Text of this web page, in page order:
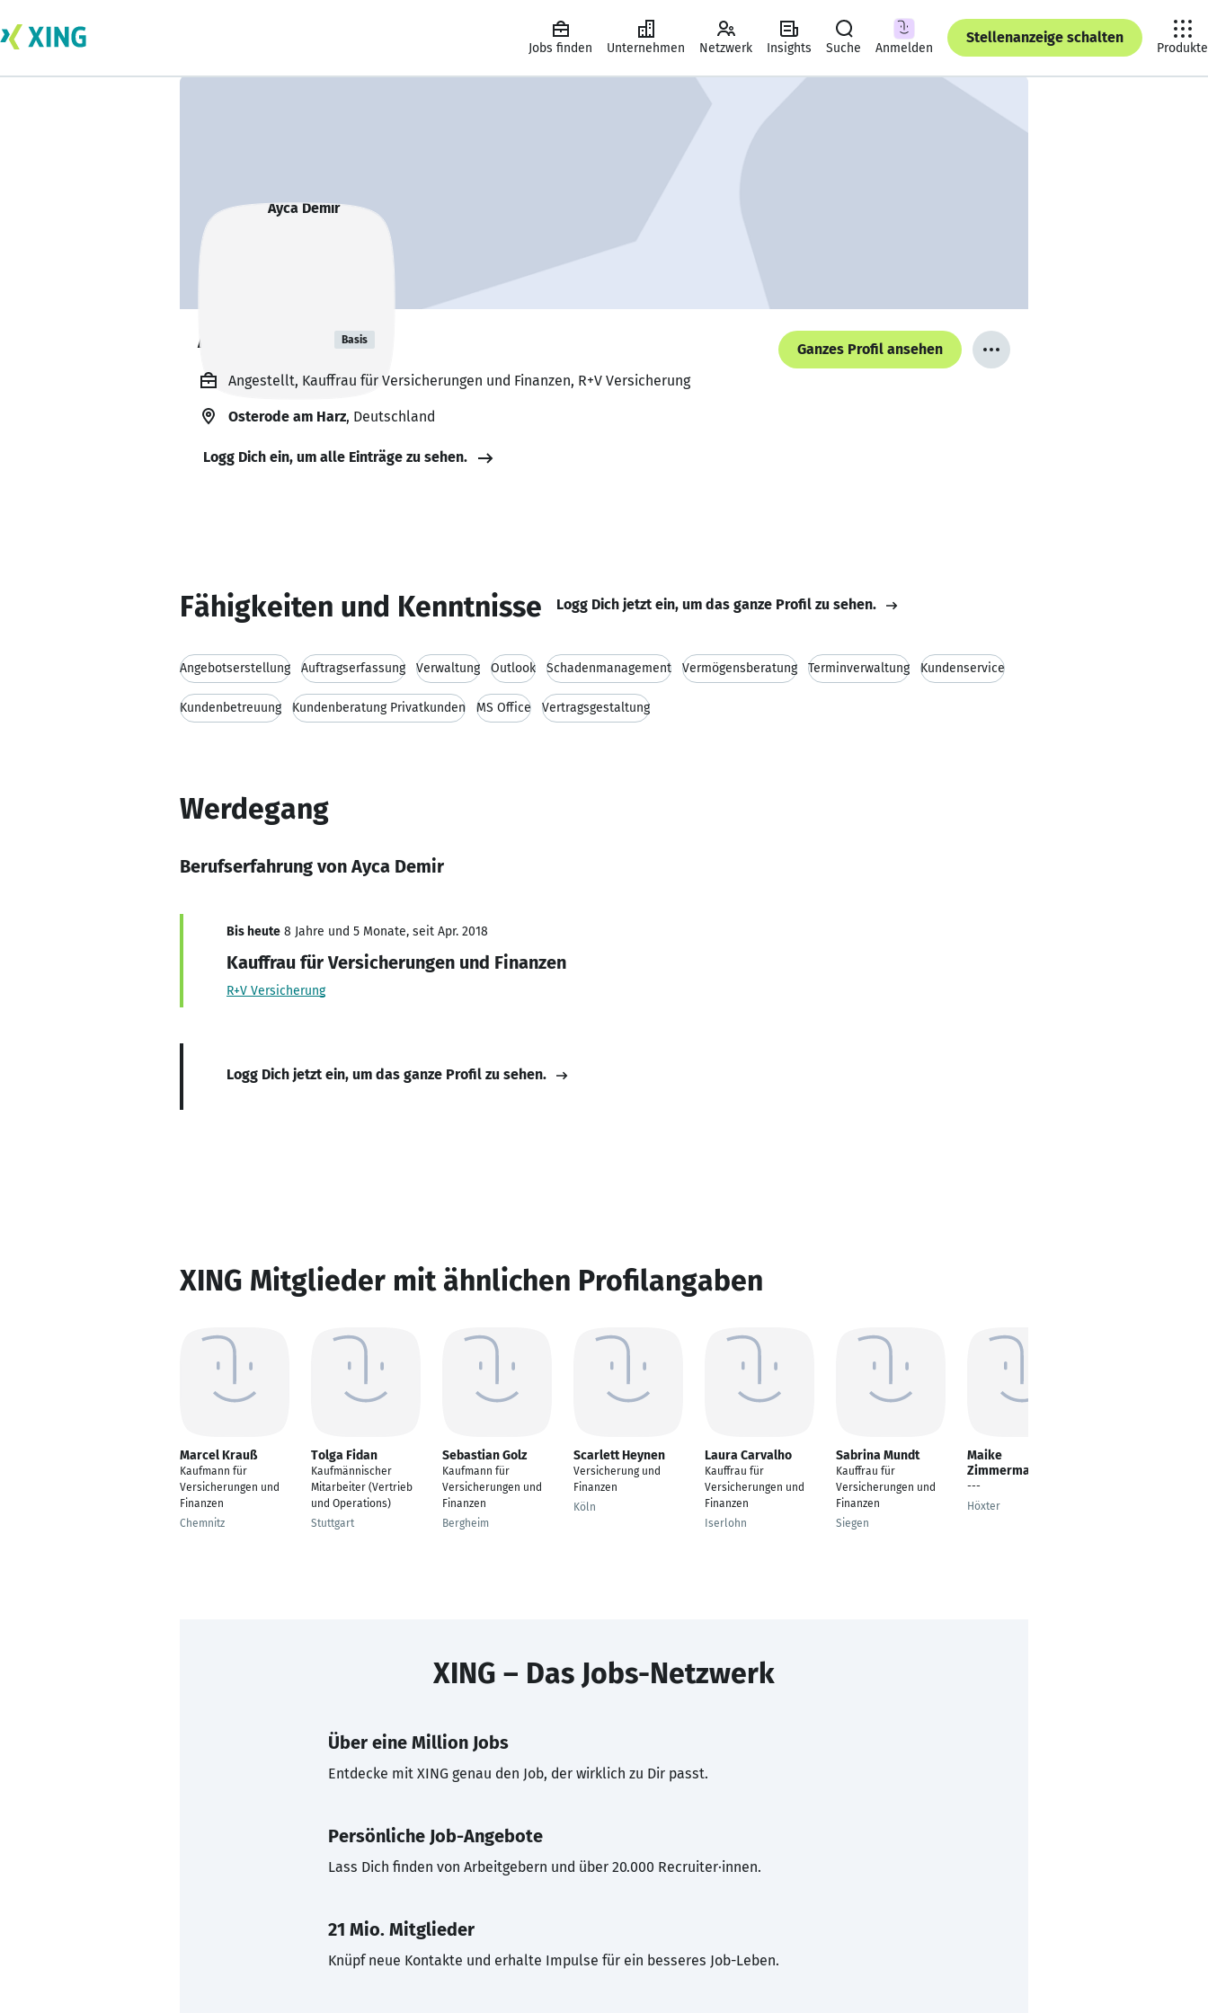
Jobs finden Unternehmen Netzwerk Insights Suche Anmelden
Stellenanzeige schalten
Produkte
Ayca Demir Basis
Ganzes Profil ansehen
Angestellt, Kauffrau für Versicherungen und Finanzen, R+V Versicherung
Osterode am Harz, Deutschland
Logg Dich ein, um alle Einträge zu sehen.
Fähigkeiten und Kenntnisse Logg Dich jetzt ein, um das ganze Profil zu sehen.
Angebotserstellung Auftragserfassung Verwaltung Outlook Schadenmanagement Vermögensberatung Terminverwaltung Kundenservice
Kundenbetreuung Kundenberatung Privatkunden MS Office Vertragsgestaltung
Werdegang
Berufserfahrung von Ayca Demir
Bis heute 8 Jahre und 5 Monate, seit Apr. 2018
Kauffrau für Versicherungen und Finanzen
R+V Versicherung
Logg Dich jetzt ein, um das ganze Profil zu sehen.
XING Mitglieder mit ähnlichen Profilangaben
Marcel Krauß
Kaufmann für
Versicherungen und
Finanzen
Chemnitz
Tolga Fidan
Kaufmännischer
Mitarbeiter (Vertrieb
und Operations)
Stuttgart
Sebastian Golz
Kaufmann für
Versicherungen und
Finanzen
Bergheim
Scarlett Heynen
Versicherung und
Finanzen
Köln
Laura Carvalho
Kauffrau für
Versicherungen und
Finanzen
Iserlohn
Sabrina Mundt
Kauffrau für
Versicherungen und
Finanzen
Siegen
Maike
Zimmermann
---
Höxter
XING – Das Jobs-Netzwerk
Über eine Million Jobs
Entdecke mit XING genau den Job, der wirklich zu Dir passt.
Persönliche Job-Angebote
Lass Dich finden von Arbeitgebern und über 20.000 Recruiter·innen.
21 Mio. Mitglieder
Knüpf neue Kontakte und erhalte Impulse für ein besseres Job-Leben.